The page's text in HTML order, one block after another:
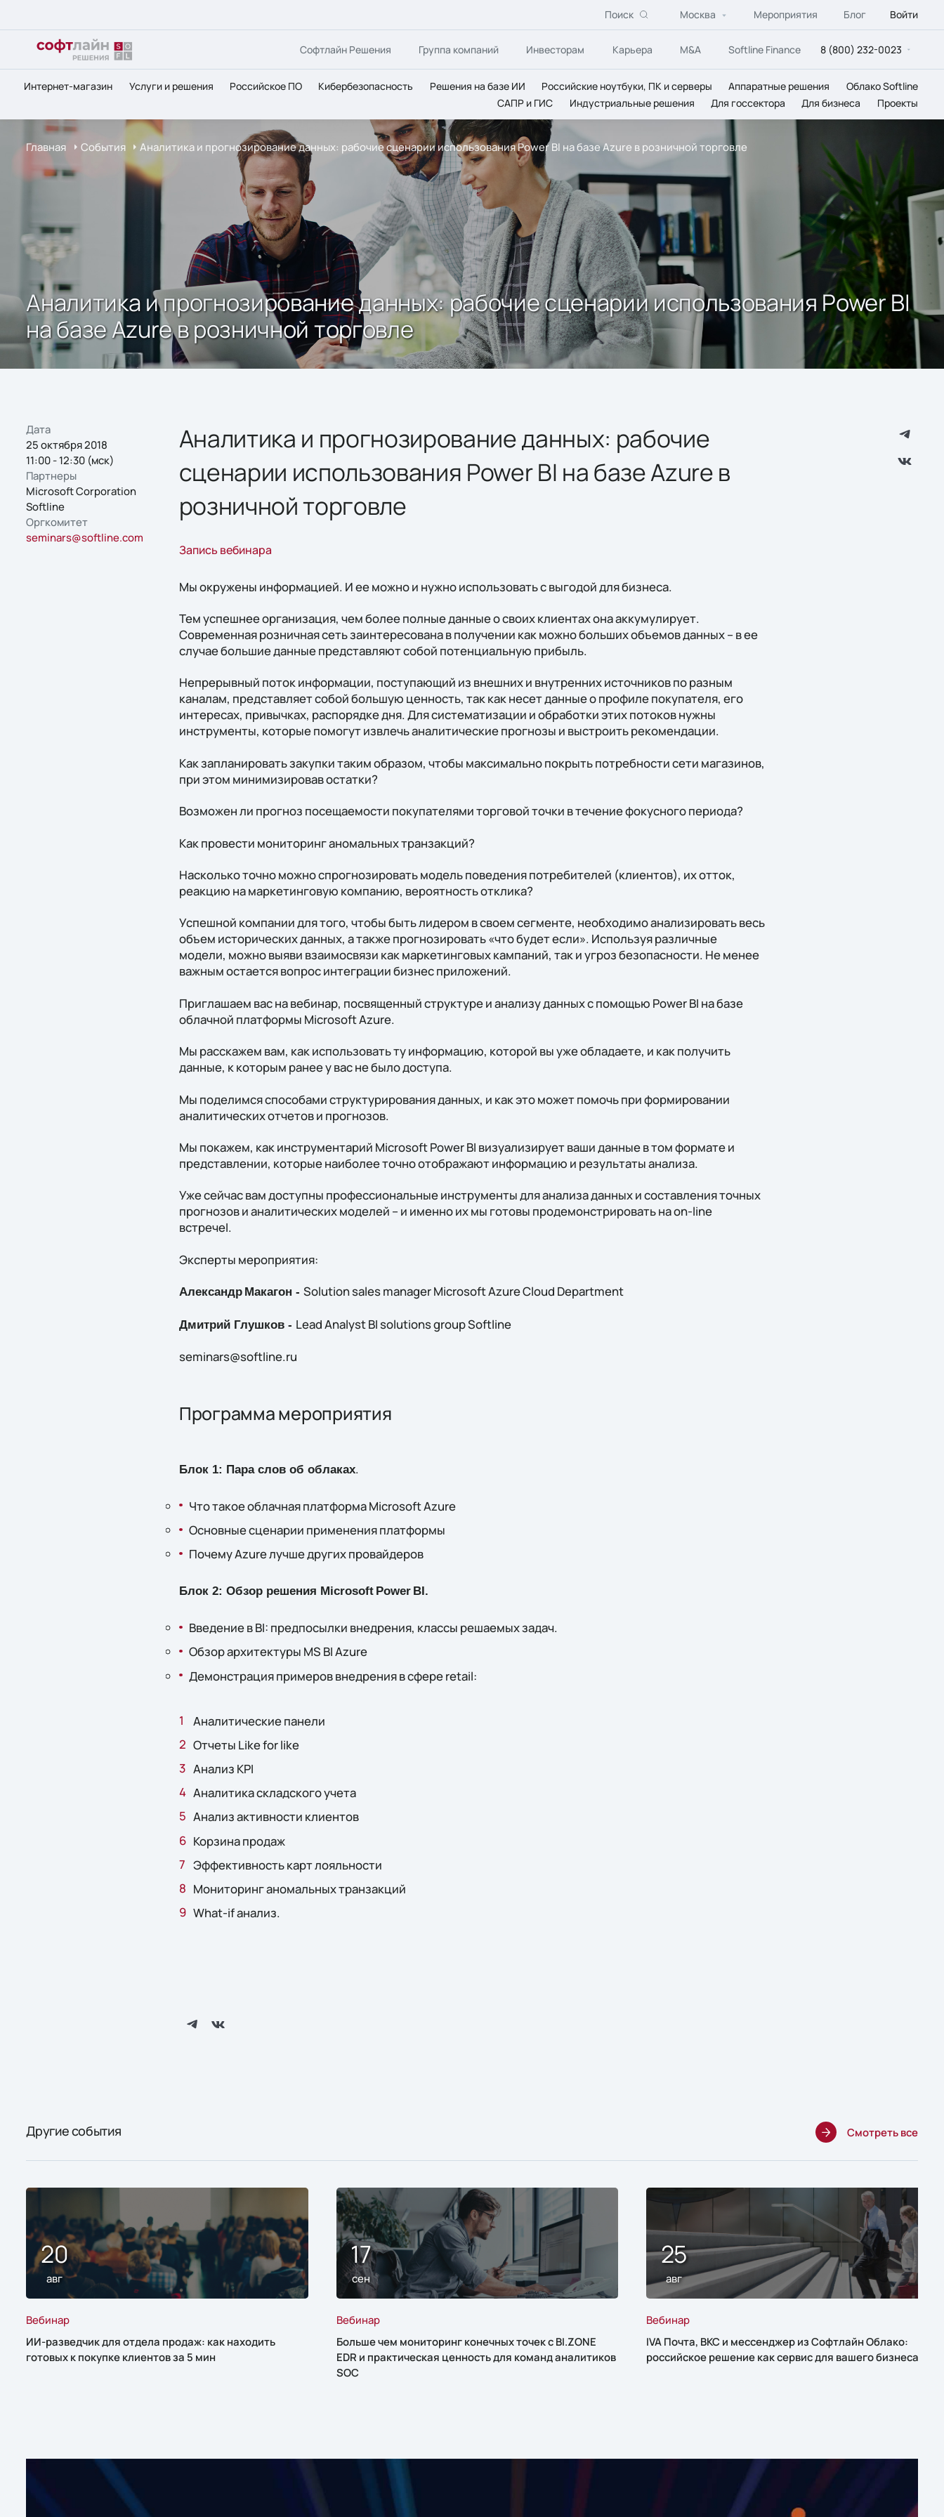
Поиск Москва Мероприятия Блог Войти
Софтлайн Решения Группа компаний Инвесторам Карьера M&A Softline Finance 8 (800) 232-0023
Интернет-магазин Услуги и решения Российское ПО Кибербезопасность Решения на базе ИИ Российские ноутбуки, ПК и серверы Аппаратные решения
Облако Softline
САПР и ГИС
Индустриальные решения Для госсектора Для бизнеса Проекты
Главная События Аналитика и прогнозирование данных: рабочие сценарии использования Power BI на базе Azure в розничной торговле
Аналитика и прогнозирование данных: рабочие сценарии использования Power BI
на базе Azure в розничной торговле
Дата
25 октября 2018
11:00 - 12:30 (мск)
Партнеры
Microsoft Corporation
Softline
Оргкомитет
seminars@softline.com
Аналитика и прогнозирование данных: рабочие
сценарии использования Power BI на базе Azure в
розничной торговле
Запись вебинара
Мы окружены информацией. И ее можно и нужно использовать с выгодой для бизнеса.
Тем успешнее организация, чем более полные данные о своих клиентах она аккумулирует.
Современная розничная сеть заинтересована в получении как можно больших объемов данных – в ее
случае большие данные представляют собой потенциальную прибыль.
Непрерывный поток информации, поступающий из внешних и внутренних источников по разным
каналам, представляет собой большую ценность, так как несет данные о профиле покупателя, его
интересах, привычках, распорядке дня. Для систематизации и обработки этих потоков нужны
инструменты, которые помогут извлечь аналитические прогнозы и выстроить рекомендации.
Как запланировать закупки таким образом, чтобы максимально покрыть потребности сети магазинов,
при этом минимизировав остатки?
Возможен ли прогноз посещаемости покупателями торговой точки в течение фокусного периода?
Как провести мониторинг аномальных транзакций?
Насколько точно можно спрогнозировать модель поведения потребителей (клиентов), их отток,
реакцию на маркетинговую компанию, вероятность отклика?
Успешной компании для того, чтобы быть лидером в своем сегменте, необходимо анализировать весь
объем исторических данных, а также прогнозировать «что будет если». Используя различные
модели, можно выяви взаимосвязи как маркетинговых кампаний, так и угроз безопасности. Не менее
важным остается вопрос интеграции бизнес приложений.
Приглашаем вас на вебинар, посвященный структуре и анализу данных с помощью Power BI на базе
облачной платформы Microsoft Azure.
Мы расскажем вам, как использовать ту информацию, которой вы уже обладаете, и как получить
данные, к которым ранее у вас не было доступа.
Мы поделимся способами структурирования данных, и как это может помочь при формировании
аналитических отчетов и прогнозов.
Мы покажем, как инструментарий Microsoft Power BI визуализирует ваши данные в том формате и
представлении, которые наиболее точно отображают информацию и результаты анализа.
Уже сейчас вам доступны профессиональные инструменты для анализа данных и составления точных
прогнозов и аналитических моделей – и именно их мы готовы продемонстрировать на on-line
встречеI.
Эксперты мероприятия:
Александр Макагон - Solution sales manager Microsoft Azure Cloud Department
Дмитрий Глушков - Lead Analyst BI solutions group Softline
seminars@softline.ru
Программа мероприятия
Блок 1: Пара слов об облаках.
Что такое облачная платформа Microsoft Azure
Основные сценарии применения платформы
Почему Azure лучше других провайдеров
Блок 2: Обзор решения Microsoft Power BI .
Введение в BI: предпосылки внедрения, классы решаемых задач.
Обзор архитектуры MS BI Azure
Демонстрация примеров внедрения в сфере retail:
Аналитические панели
Отчеты Like for like
Анализ KPI
Аналитика складского учета
Анализ активности клиентов
Корзина продаж
Эффективность карт лояльности
Мониторинг аномальных транзакций
What-if анализ.
Другие события Смотреть все
20
авг
Вебинар
ИИ-разведчик для отдела продаж: как находить
готовых к покупке клиентов за 5 мин
17
сен
Вебинар
Больше чем мониторинг конечных точек с BI.ZONE
EDR и практическая ценность для команд аналитиков
SOC
25
авг
Вебинар
IVA Почта, ВКС и мессенджер из Софтлайн Облако:
российское решение как сервис для вашего бизнеса